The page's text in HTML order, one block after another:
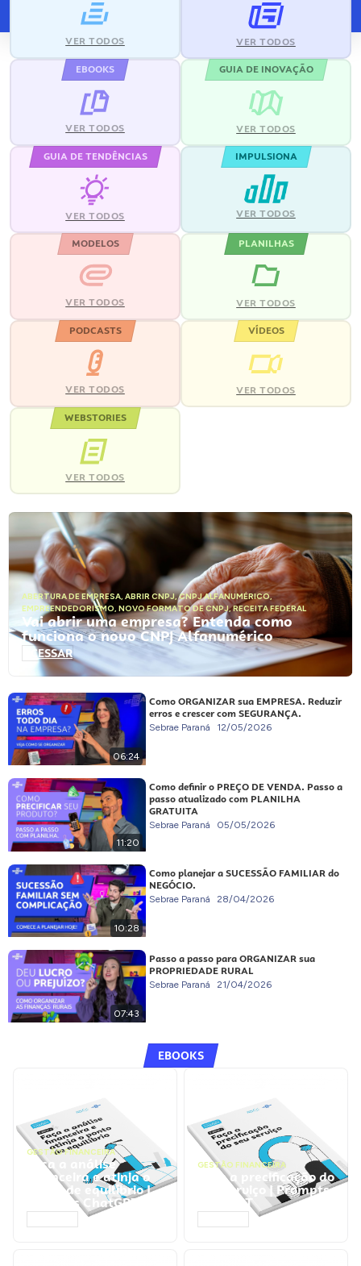
VER TODOS VER TODOS
EBOOKS
VER TODOS
GUIA DE INOVAÇÃO
VER TODOS
GUIA DE TENDÊNCIAS
VER TODOS
IMPULSIONA
VER TODOS
MODELOS
VER TODOS
PLANILHAS
VER TODOS
PODCASTS
VER TODOS
VÍDEOS
VER TODOS
WEBSTORIES
VER TODOS
ABERTURA DE EMPRESA, ABRIR CNPJ,CNPJ ALFANUMÉRICO,
EMPREENDEDORISMO, NOVO FORMATO DE CNPJ,RECEITA FEDERAL
Vai abrir uma empresa? Entenda como
funciona o novo CNPJ Alfanumérico
ACESSAR
06:24
Como ORGANIZAR sua EMPRESA. Reduzir
erros e crescer com SEGURANÇA.
Sebrae Paraná 12/05/2026
11:20
Como definir o PREÇO DE VENDA. Passo a
passo atualizado com PLANILHA
GRATUITA
Sebrae Paraná 05/05/2026
10:28
Como planejar a SUCESSÃO FAMILIAR do
NEGÓCIO.
Sebrae Paraná 28/04/2026
07:43
Passo a passo para ORGANIZAR sua
PROPRIEDADE RURAL
Sebrae Paraná 21/04/2026
EBOOKS
GESTÃO FINANCEIRA
Faça a análise
financeira e atinja o
ponto de equilíbrio |
Prompts ChatGPT
GESTÃO FINANCEIRA
Faça a precificação do
seu serviço | Prompts
ChatGPT